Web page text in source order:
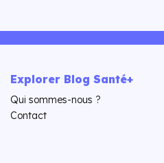
Explorer Blog Santé+
Qui sommes-nous ?
Contact